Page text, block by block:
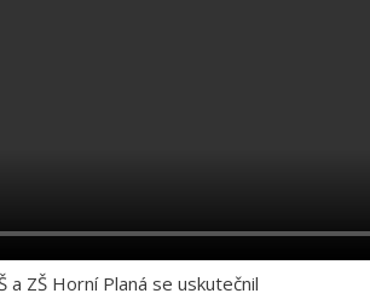
a ZŠ Horní Planá se uskutečnil